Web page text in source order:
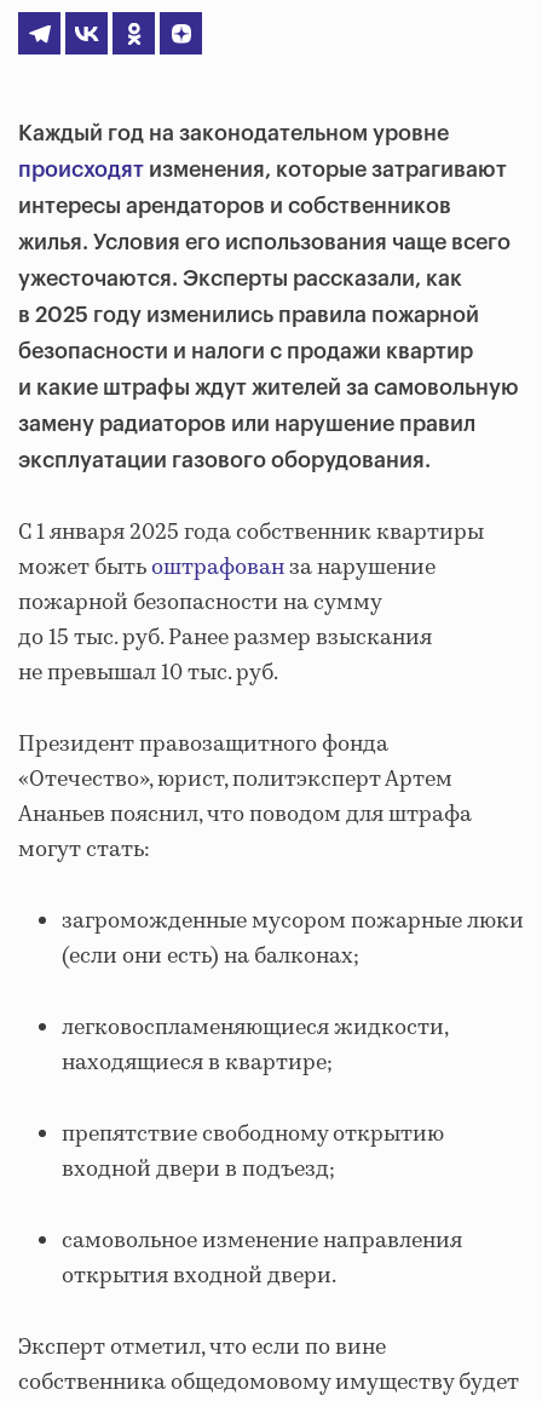
Каждый год на законодательном уровне
происходят изменения, которые затрагивают
интересы арендаторов и собственников
жилья. Условия его использования чаще всего
ужесточаются. Эксперты рассказали, как
в 2025 году изменились правила пожарной
безопасности и налоги с продажи квартир
и какие штрафы ждут жителей за самовольную
замену радиаторов или нарушение правил
эксплуатации газового оборудования.
С 1 января 2025 года собственник квартиры
может бытьоштрафованза нарушение
пожарной безопасности на сумму
до 15 тыс. руб. Ранее размер взыскания
не превышал 10 тыс. руб.
Президент правозащитного фонда
«Отечество», юрист, политэксперт Артем
Ананьев пояснил, что поводом для штрафа
могут стать:
загроможденные мусором пожарные люки
(если они есть) на балконах;
легковоспламеняющиеся жидкости,
находящиеся в квартире;
препятствие свободному открытию
входной двери в подъезд;
самовольное изменение направления
открытия входной двери.
Эксперт отметил, что если по вине
собственника общедомовому имуществу будет